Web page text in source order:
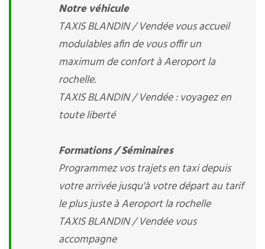
Notre véhicule
TAXIS BLANDIN / Vendée vous accueil
modulables afin de vous offir un
maximum de confort à Aeroport la
rochelle.
TAXIS BLANDIN / Vendée : voyagez en
toute liberté
Formations / Séminaires
Programmez vos trajets en taxi depuis
votre arrivée jusqu'à votre départ au tarif
le plus juste à Aeroport la rochelle
TAXIS BLANDIN / Vendée vous
accompagne